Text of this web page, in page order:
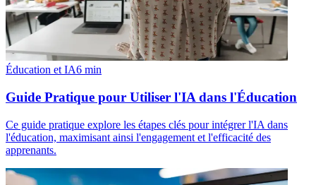
Éducation et IA6 min
Guide Pratique pour Utiliser l'IA dans l'Éducation
Ce guide pratique explore les étapes clés pour intégrer l'IA dans
l'éducation, maximisant ainsi l'engagement et l'efficacité des
apprenants.